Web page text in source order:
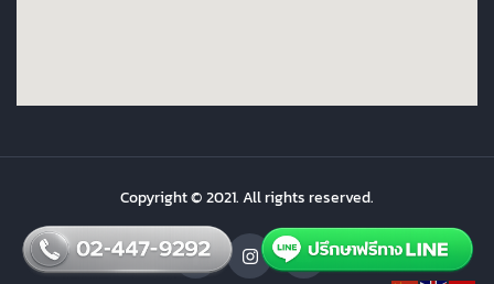
Copyright © 2021. All rights reserved.